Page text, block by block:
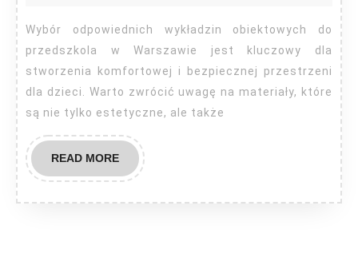
Wybór odpowiednich wykładzin obiektowych do
przedszkola w Warszawie jest kluczowy dla
stworzenia komfortowej i bezpiecznej przestrzeni
dla dzieci. Warto zwrócić uwagę na materiały, które
są nie tylko estetyczne, ale także
READ MOREREAD
MORE